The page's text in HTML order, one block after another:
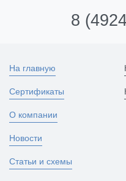
8
На главную
Сертификаты
О компании
Новости
Статьи и схемы